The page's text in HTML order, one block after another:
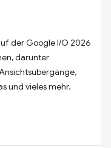
der Google I/O 2026
darunter
und vieles mehr.